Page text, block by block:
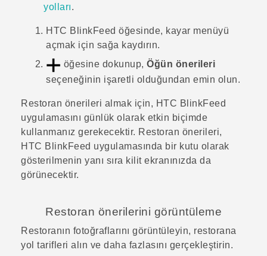
yolları.
HTC BlinkFeed öğesinde, kayar menüyü
açmak için sağa kaydırın.
öğesine dokunup, Öğün önerileri
seçeneğinin işaretli olduğundan emin olun.
Restoran önerileri almak için, HTC BlinkFeed
uygulamasını günlük olarak etkin biçimde
kullanmanız gerekecektir. Restoran önerileri,
HTC BlinkFeed uygulamasında bir kutu olarak
gösterilmenin yanı sıra kilit ekranınızda da
görünecektir.
Restoran önerilerini görüntüleme
Restoranın fotoğraflarını görüntüleyin, restorana
yol tarifleri alın ve daha fazlasını gerçekleştirin.